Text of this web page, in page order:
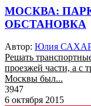
МОСКВА:
ОБСТАНОВКА
Автор: Юлия
Решать
проезжей части, а с
Москвы был...
3947
6 октября 2015